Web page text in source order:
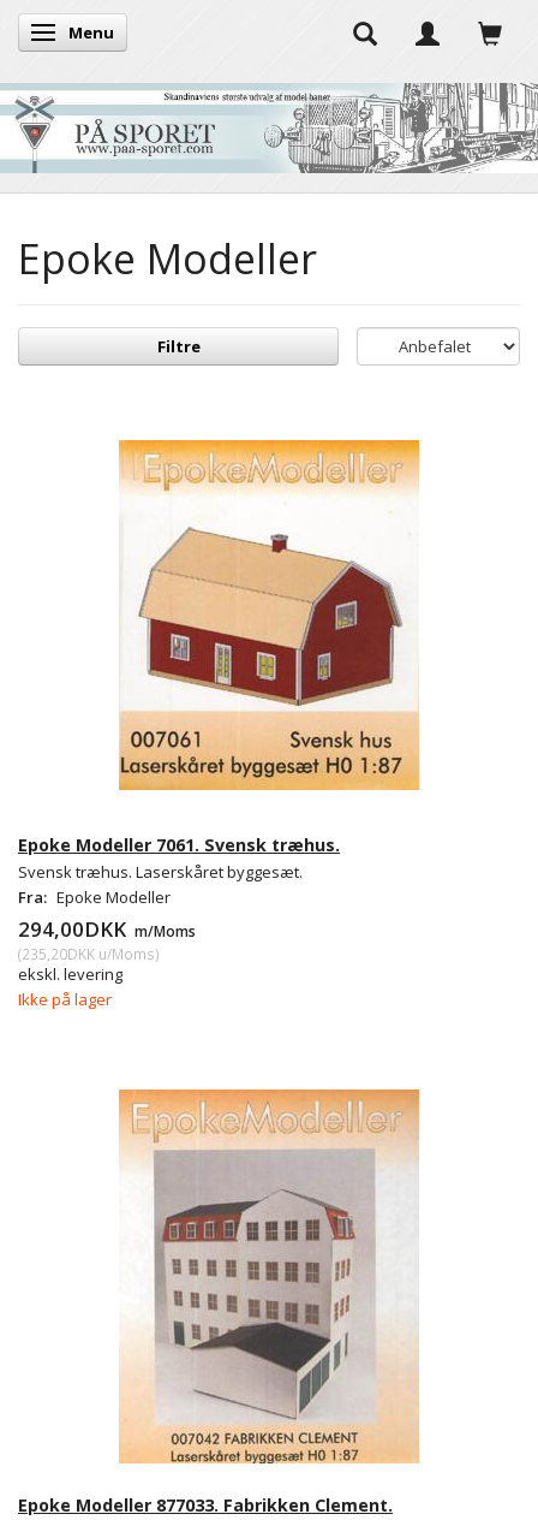
Skifte navigation
Menu
Epoke Modeller
Filtre
Epoke Modeller 7061. Svensk træhus.
Svensk træhus. Laserskåret byggesæt.
Fra: Epoke Modeller
294,00DKK m/Moms
(235,20DKK u/Moms)
ekskl. levering
Ikke på lager
Epoke Modeller 877033. Fabrikken Clement.